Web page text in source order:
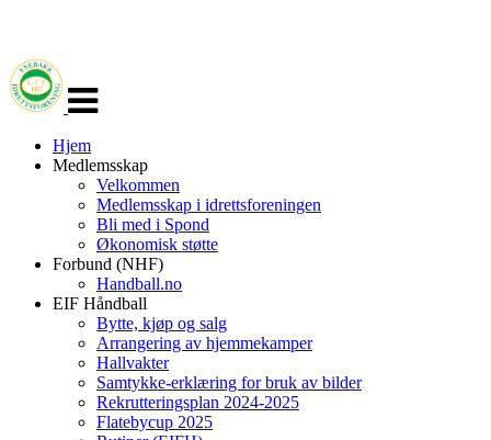
navigasjon
Hjem
Medlemsskap
Velkommen
Medlemsskap i idrettsforeningen
Bli med i Spond
Økonomisk støtte
Forbund (NHF)
Handball.no
EIF Håndball
Bytte, kjøp og salg
Arrangering av hjemmekamper
Hallvakter
Samtykke-erklæring for bruk av bilder
Rekrutteringsplan 2024-2025
Flatebycup 2025